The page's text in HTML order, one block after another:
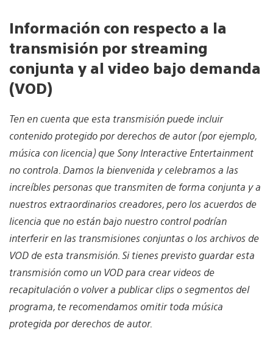
Información con respecto a la
transmisión por streaming
conjunta y al video bajo demanda
(VOD)
Ten en cuenta que esta transmisión puede incluir
contenido protegido por derechos de autor (por ejemplo,
música con licencia) que Sony Interactive Entertainment
no controla. Damos la bienvenida y celebramos a las
increíbles personas que transmiten de forma conjunta y a
nuestros extraordinarios creadores, pero los acuerdos de
licencia que no están bajo nuestro control podrían
interferir en las transmisiones conjuntas o los archivos de
VOD de esta transmisión. Si tienes previsto guardar esta
transmisión como un VOD para crear videos de
recapitulación o volver a publicar clips o segmentos del
programa, te recomendamos omitir toda música
protegida por derechos de autor.